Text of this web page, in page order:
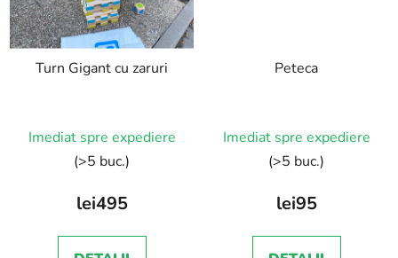
Turn Gigant cu zaruri
Imediat spre expediere
(>5 buc.)
lei495
Peteca
Imediat spre expediere
(>5 buc.)
lei95